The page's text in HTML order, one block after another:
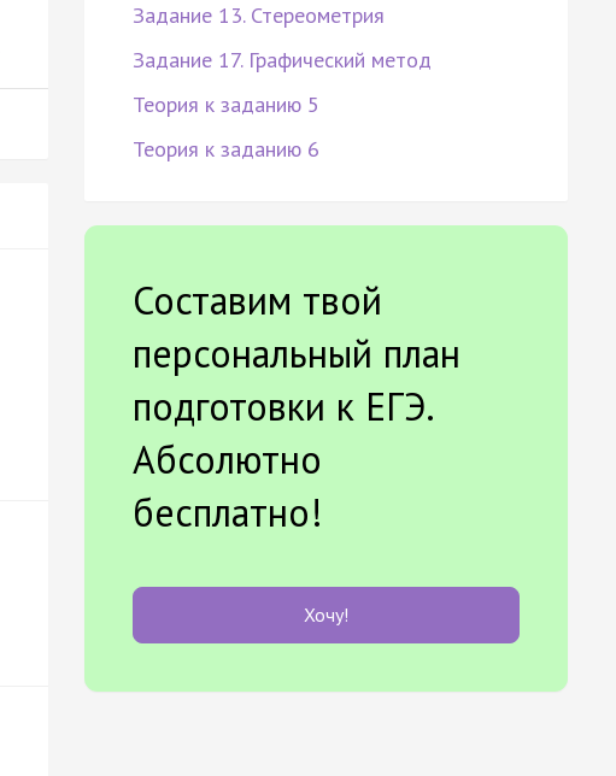
Задание 13. Стереометрия
Задание 17. Графический метод
Теория к заданию 5
Теория к заданию 6
Составим твой
персональный план
подготовки к ЕГЭ.
Абсолютно
бесплатно!
Хочу!